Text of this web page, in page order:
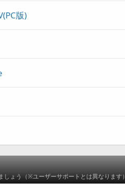
版)
ょう（※ユーザーサポートとは異なります）